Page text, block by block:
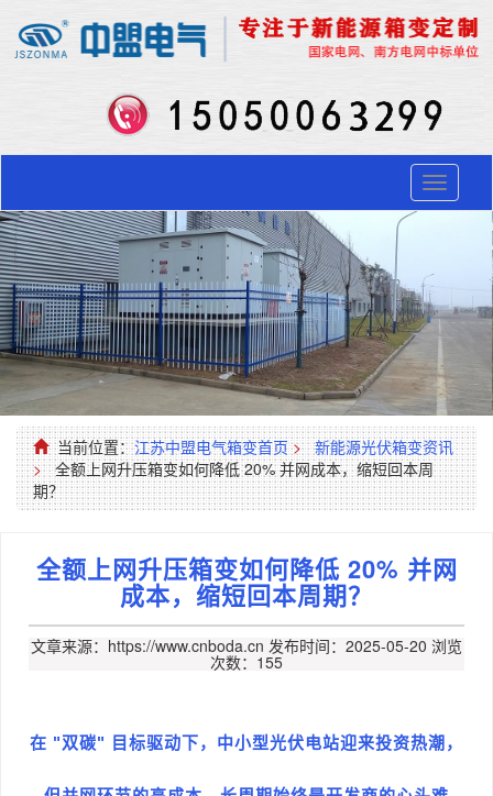
Toggle
当前位置：江苏中盟电气箱变首页 >
新能源光伏箱变资讯
> 全额上网升压箱变如何降低 20% 并网成本，缩短回本周
期？​
全额上网升压箱变如何降低 20% 并网
成本，缩短回本周期？​
文章来源：https://www.cnboda.cn 发布时间：2025-05-20 浏览
次数：155
在 "双碳" 目标驱动下，中小型光伏电站迎来投资热潮，